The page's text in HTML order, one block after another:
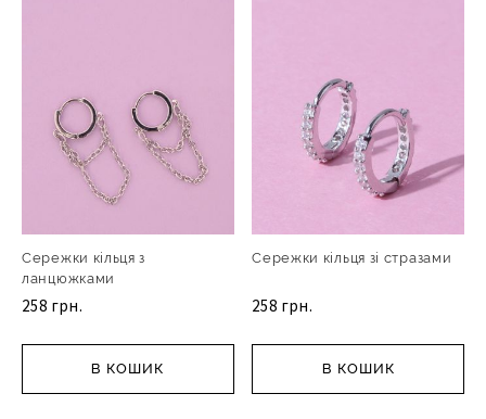
Сережки кільця з
ланцюжками
258 грн.
В КОШИК
Сережки кільця зі стразами
258 грн.
В КОШИК